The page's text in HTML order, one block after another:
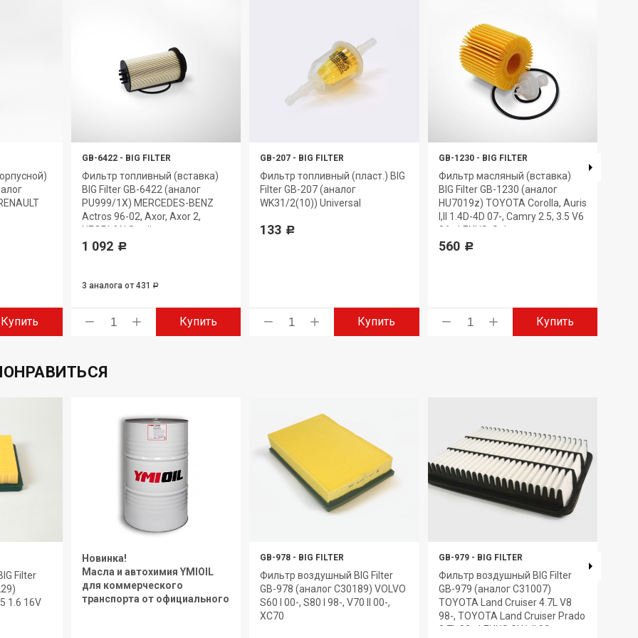
Купить
GB-6422 - BIG FILTER
Фильтр топливный (вставка)
BIG Filter GB-6422 (аналог
PU999/1X) MERCEDES-BENZ
Actros 96-02, Axor, Axor 2,
NEOPLAN Starliner
1 092 Р
3 аналога от 431 Р
Купить
GB-207 - BIG FILTER
Фильтр топливный (пласт.) BIG
Filter GB-207 (аналог
WK31/2(10)) Universal
133 Р
Купить
GB-1230 - BIG FILTER
Фильтр масляный (вставка)
BIG Filter GB-1230 (аналог
HU7019z) TOYOTA Corolla, Auris
I,II 1.4D-4D 07-, Camry 2.5, 3.5 V6
06-, LEXUS, Subaru
560 Р
Купить
Filter
1.6 16V
Новинка!
Масла и автохимия YMIOIL
для коммерческого
транспорта от официального
GB-978 - BIG FILTER
Фильтр воздушный BIG Filter
GB-978 (аналог C30189) VOLVO
S60 I 00-, S80 I 98-, V70 II 00-,
XC70
GB-979 - BIG FILTER
Фильтр воздушный BIG Filter
GB-979 (аналог C31007)
TOYOTA Land Cruiser 4.7L V8
98-, TOYOTA Land Cruiser Prado
2.7L 02-, LEXUS GX I, II 02-